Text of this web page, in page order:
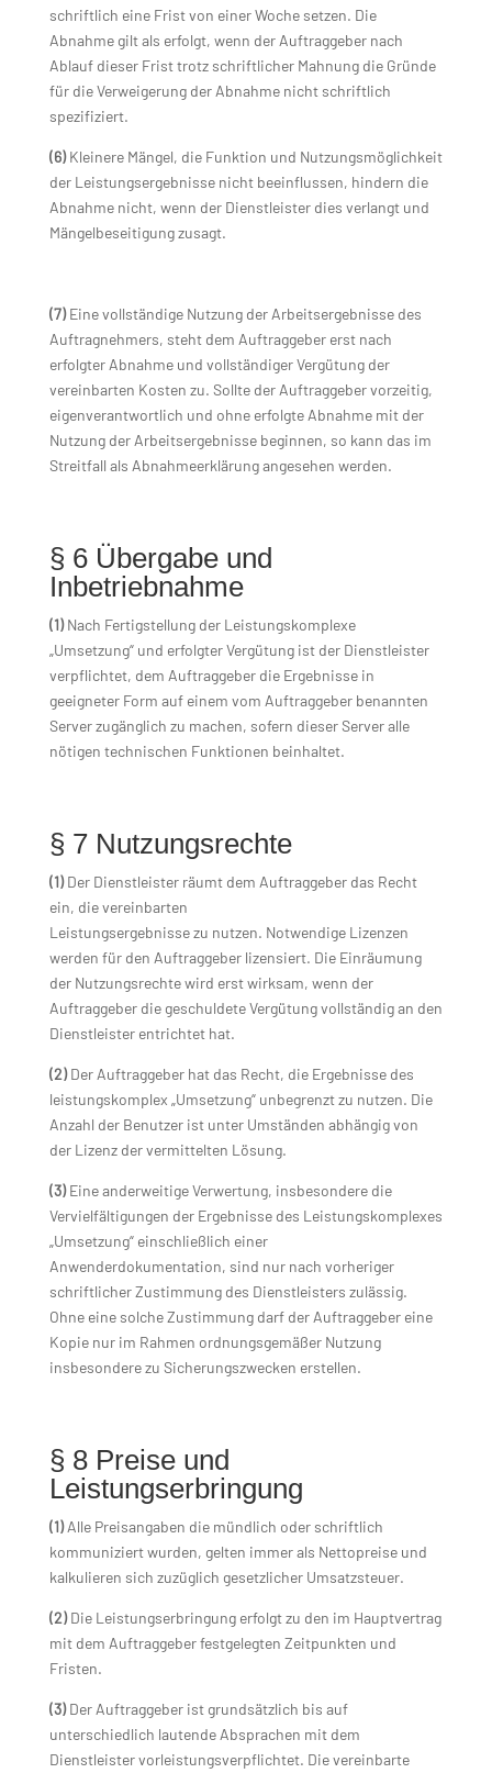
schriftlich eine Frist von einer Woche setzen. Die
Abnahme gilt als erfolgt, wenn der Auftraggeber nach
Ablauf dieser Frist trotz schriftlicher Mahnung die Gründe
für die Verweigerung der Abnahme nicht schriftlich
spezifiziert.
(6)Kleinere Mängel, die Funktion und Nutzungsmöglichkeit
der Leistungsergebnisse nicht beeinflussen, hindern die
Abnahme nicht, wenn der Dienstleister dies verlangt und
Mängelbeseitigung zusagt.
(7)Eine vollständige Nutzung der Arbeitsergebnisse des
Auftragnehmers, steht dem Auftraggeber erst nach
erfolgter Abnahme und vollständiger Vergütung der
vereinbarten Kosten zu. Sollte der Auftraggeber vorzeitig,
eigenverantwortlich und ohne erfolgte Abnahme mit der
Nutzung der Arbeitsergebnisse beginnen, so kann das im
Streitfall als Abnahmeerklärung angesehen werden.
§ 6 Übergabe und
Inbetriebnahme
(1)Nach Fertigstellung der Leistungskomplexe
„Umsetzung“ und erfolgter Vergütung ist der Dienstleister
verpflichtet, dem Auftraggeber die Ergebnisse in
geeigneter Form auf einem vom Auftraggeber benannten
Server zugänglich zu machen, sofern dieser Server alle
nötigen technischen Funktionen beinhaltet.
§ 7 Nutzungsrechte
(1)Der Dienstleister räumt dem Auftraggeber das Recht
ein, die vereinbarten
Leistungsergebnisse zu nutzen. Notwendige Lizenzen
werden für den Auftraggeber lizensiert. Die Einräumung
der Nutzungsrechte wird erst wirksam, wenn der
Auftraggeber die geschuldete Vergütung vollständig an den
Dienstleister entrichtet hat.
(2)Der Auftraggeber hat das Recht, die Ergebnisse des
leistungskomplex „Umsetzung“ unbegrenzt zu nutzen. Die
Anzahl der Benutzer ist unter Umständen abhängig von
der Lizenz der vermittelten Lösung.
(3)Eine anderweitige Verwertung, insbesondere die
Vervielfältigungen der Ergebnisse des Leistungskomplexes
„Umsetzung“ einschließlich einer
Anwenderdokumentation, sind nur nach vorheriger
schriftlicher Zustimmung des Dienstleisters zulässig.
Ohne eine solche Zustimmung darf der Auftraggeber eine
Kopie nur im Rahmen ordnungsgemäßer Nutzung
insbesondere zu Sicherungszwecken erstellen.
§ 8 Preise und
Leistungserbringung
(1)Alle Preisangaben die mündlich oder schriftlich
kommuniziert wurden, gelten immer als Nettopreise und
kalkulieren sich zuzüglich gesetzlicher Umsatzsteuer.
(2)Die Leistungserbringung erfolgt zu den im Hauptvertrag
mit dem Auftraggeber festgelegten Zeitpunkten und
Fristen.
(3)Der Auftraggeber ist grundsätzlich bis auf
unterschiedlich lautende Absprachen mit dem
Dienstleister vorleistungsverpflichtet. Die vereinbarte